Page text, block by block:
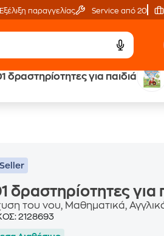
Εξέλιξη παραγγελίας Service από 20'
δραστηρίοτητες για παιδιά
Έλα στον κόσμο
δραστηρίοτητες για
του νου, Μαθηματικά,
2128693